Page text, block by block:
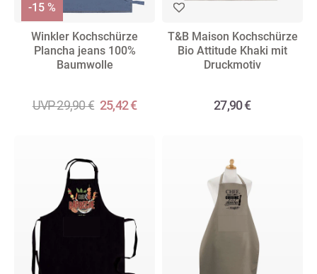
Winkler Kochschürze
Plancha jeans 100%
Baumwolle
UVP 29,90 € 25,42 €
-15 %
T&B Maison Kochschürze
Bio Attitude Khaki mit
Druckmotiv
27,90 €